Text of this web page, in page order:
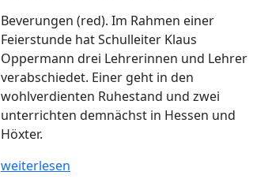
Beverungen (red). Im Rahmen einer
Feierstunde hat Schulleiter Klaus
Oppermann drei Lehrerinnen und Lehrer
verabschiedet. Einer geht in den
wohlverdienten Ruhestand und zwei
unterrichten demnächst in Hessen und
Höxter.
weiterlesen